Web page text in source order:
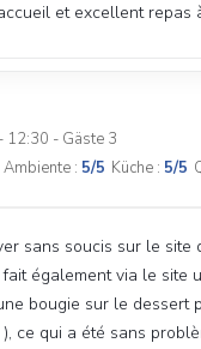
et excellent repas
- 12:30 - Gäste 3
Ambiente : 5/5 Küche : 5/5
sans soucis sur le site
fait également via le site
bougie sur le dessert
ce qui a été sans